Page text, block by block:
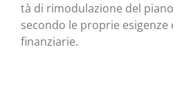
tà di rimo­du­la­zio­ne del
secon­do le pro­prie esi­gen­ze
finanziarie.